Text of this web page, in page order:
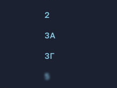
2
3А
3Г
5